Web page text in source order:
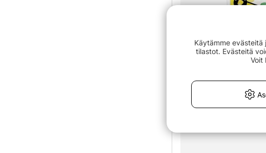
Mikado Artificial Corn
Käytämme evästeitä
tilastot. Evästeitä
Voit